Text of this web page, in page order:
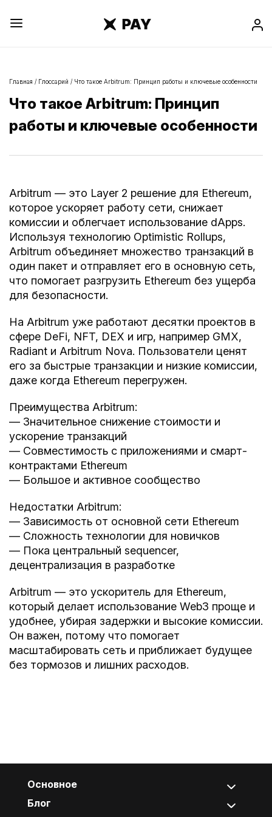
Главная / Глоссарий / Что такое Arbitrum: Принцип работы и ключевые особенности
Что такое Arbitrum: Принцип
работы и ключевые особенности
Arbitrum — это Layer 2 решение для Ethereum,
которое ускоряет работу сети, снижает
комиссии и облегчает использование dApps.
Используя технологию Optimistic Rollups,
Arbitrum объединяет множество транзакций в
один пакет и отправляет его в основную сеть,
что помогает разгрузить Ethereum без ущерба
для безопасности.
На Arbitrum уже работают десятки проектов в
сфере DeFi, NFT, DEX и игр, например GMX,
Radiant и Arbitrum Nova. Пользователи ценят
его за быстрые транзакции и низкие комиссии,
даже когда Ethereum перегружен.
Преимущества Arbitrum:
— Значительное снижение стоимости и
ускорение транзакций
— Совместимость с приложениями и смарт-
контрактами Ethereum
— Большое и активное сообщество
Недостатки Arbitrum:
— Зависимость от основной сети Ethereum
— Сложность технологии для новичков
— Пока центральный sequencer,
децентрализация в разработке
Arbitrum — это ускоритель для Ethereum,
который делает использование Web3 проще и
удобнее, убирая задержки и высокие комиссии.
Он важен, потому что помогает
масштабировать сеть и приближает будущее
без тормозов и лишних расходов.
Основное
Блог